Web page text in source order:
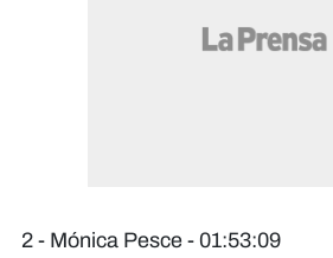
2 - Mónica Pesce - 01:53:09